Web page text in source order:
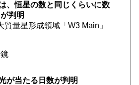
、恒星の数と同じくらいに数
判明
質量星形成領域「W3 Main」
が当たる日数が判明